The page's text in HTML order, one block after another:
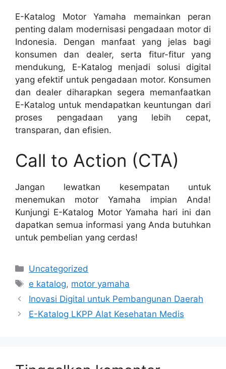
E-Katalog Motor Yamaha memainkan peran
penting dalam modernisasi pengadaan motor di
Indonesia. Dengan manfaat yang jelas bagi
konsumen dan dealer, serta fitur-fitur yang
mendukung, E-Katalog menjadi solusi digital
yang efektif untuk pengadaan motor. Konsumen
dan dealer diharapkan segera memanfaatkan
E-Katalog untuk mendapatkan keuntungan dari
proses pengadaan yang lebih cepat,
transparan, dan efisien.
Call to Action (CTA)
Jangan lewatkan kesempatan untuk
menemukan motor Yamaha impian Anda!
Kunjungi E-Katalog Motor Yamaha hari ini dan
dapatkan semua informasi yang Anda butuhkan
untuk pembelian yang cerdas!
Kategori
Uncategorized
Tag
e katalog, motor yamaha
Inovasi Digital untuk Pembangunan Daerah
E-Katalog LKPP Alat Kesehatan Medis